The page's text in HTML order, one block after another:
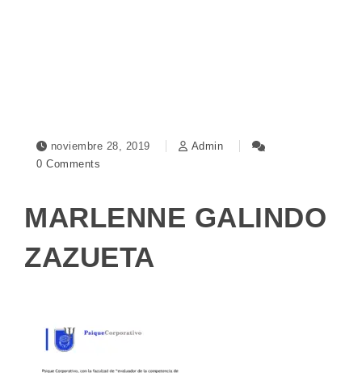
noviembre 28, 2019
Admin
0 Comments
MARLENNE GALINDO
ZAZUETA